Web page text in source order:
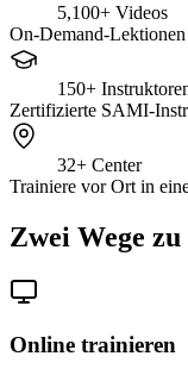
5,100+ Videos
On-Demand-
150+
Zertifizierte SAMI-
32+ Center
Trainiere vor Ort in
Zwei Wege
Online trainieren